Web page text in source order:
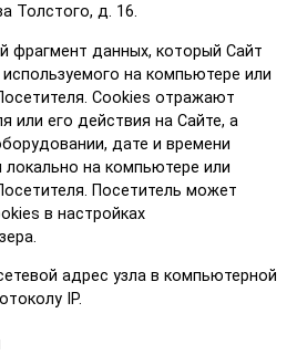
Толстого, д. 16.
фрагмент данных, который Сайт
на компьютере или
Cookies отражают
или его действия на Сайте, а
дате и времени
локально на компьютере или
Посетитель может
в настройках
адрес узла в компьютерной
IP.